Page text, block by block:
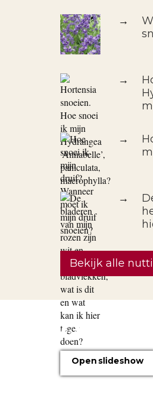
→
→
→
→
Bekijk alle
OVER
Open slideshow